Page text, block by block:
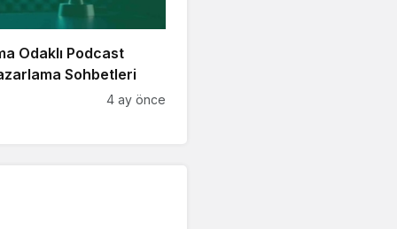
Odaklı Podcast
Sohbetleri
4 ay önce